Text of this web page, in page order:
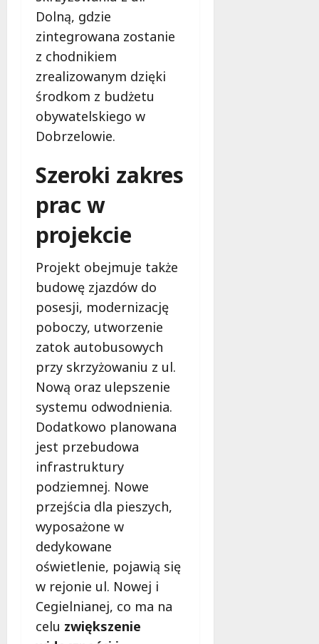
Dolną, gdzie
zintegrowana zostanie
z chodnikiem
zrealizowanym dzięki
środkom z budżetu
obywatelskiego w
Dobrzelowie.
Szeroki zakres
prac w
projekcie
Projekt obejmuje także
budowę zjazdów do
posesji, modernizację
poboczy, utworzenie
zatok autobusowych
przy skrzyżowaniu z ul.
Nową oraz ulepszenie
systemu odwodnienia.
Dodatkowo planowana
jest przebudowa
infrastruktury
podziemnej. Nowe
przejścia dla pieszych,
wyposażone w
dedykowane
oświetlenie, pojawią się
w rejonie ul. Nowej i
Cegielnianej, co ma na
celu zwiększenie